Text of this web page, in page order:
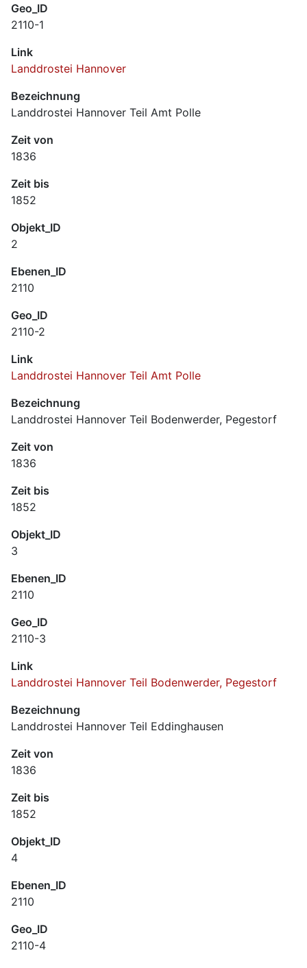
Geo_ID
2110-1
Link
Landdrostei Hannover
Bezeichnung
Landdrostei Hannover Teil Amt Polle
Zeit von
1836
Zeit bis
1852
Objekt_ID
2
Ebenen_ID
2110
Geo_ID
2110-2
Link
Landdrostei Hannover Teil Amt Polle
Bezeichnung
Landdrostei Hannover Teil Bodenwerder, Pegestorf
Zeit von
1836
Zeit bis
1852
Objekt_ID
3
Ebenen_ID
2110
Geo_ID
2110-3
Link
Landdrostei Hannover Teil Bodenwerder, Pegestorf
Bezeichnung
Landdrostei Hannover Teil Eddinghausen
Zeit von
1836
Zeit bis
1852
Objekt_ID
4
Ebenen_ID
2110
Geo_ID
2110-4